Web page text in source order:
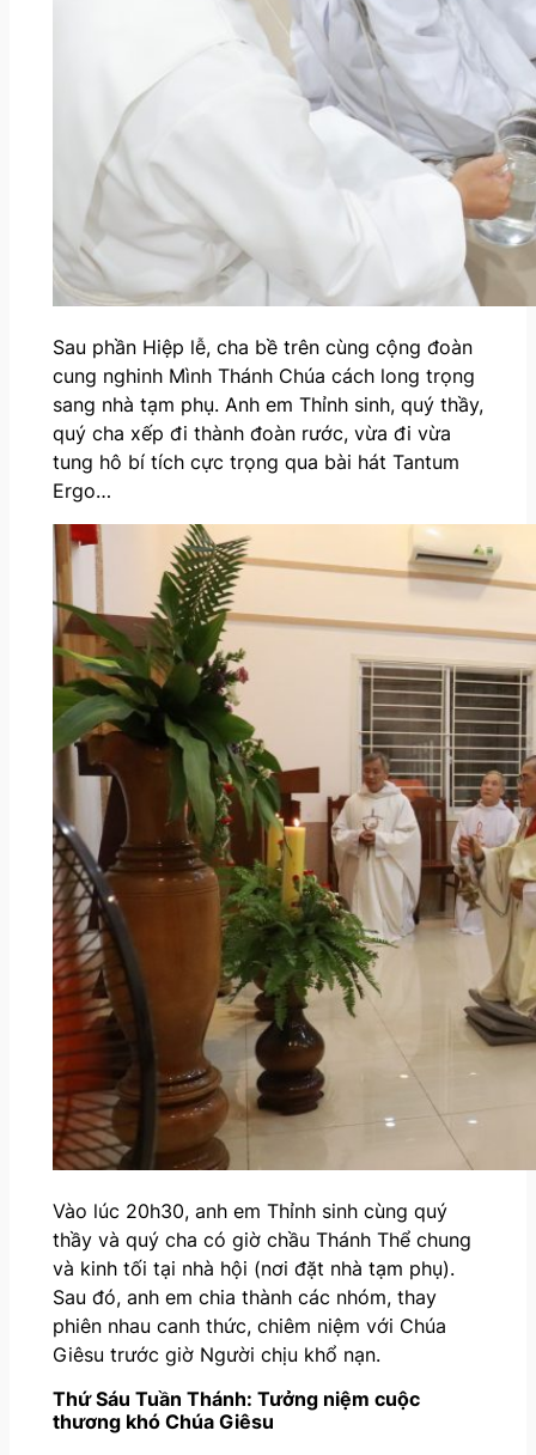
Sau phần Hiệp lễ, cha bề trên cùng cộng đoàn
cung nghinh Mình Thánh Chúa cách long trọng
sang nhà tạm phụ. Anh em Thỉnh sinh, quý thầy,
quý cha xếp đi thành đoàn rước, vừa đi vừa
tung hô bí tích cực trọng qua bài hát Tantum
Ergo…
Vào lúc 20h30, anh em Thỉnh sinh cùng quý
thầy và quý cha có giờ chầu Thánh Thể chung
và kinh tối tại nhà hội (nơi đặt nhà tạm phụ).
Sau đó, anh em chia thành các nhóm, thay
phiên nhau canh thức, chiêm niệm với Chúa
Giêsu trước giờ Người chịu khổ nạn.
Thứ Sáu Tuần Thánh: Tưởng niệm cuộc
thương khó Chúa Giêsu